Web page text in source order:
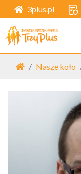
3plus.pl
Strona główna
Nasze koło